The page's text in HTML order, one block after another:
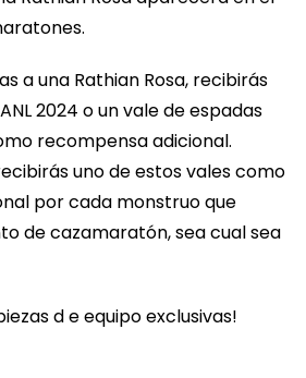
a una Rathian Rosa, recibirás
2024 o un vale de espadas
recompensa adicional.
uno de estos vales como
por cada monstruo que
de cazamaratón, sea cual sea
d e equipo exclusivas!